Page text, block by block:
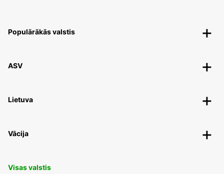
Populārākās valstis
ASV
Lietuva
Vācija
Visas valstis